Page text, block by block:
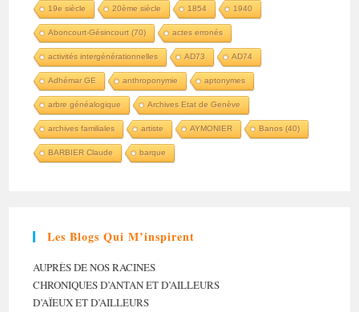
19e siècle 20ème siècle 1854 1940
Aboncourt-Gésincourt (70) actes erronés
activités intergénérationnelles AD73 AD74
Adhémar GE anthroponymie aptonymes
arbre généalogique Archives Etat de Genève
archives familiales artiste AYMONIER Banos (40)
BARBIER Claude barque
Les Blogs Qui M’inspirent
AUPRÈS DE NOS RACINES
CHRONIQUES D’ANTAN ET D’AILLEURS
D’AÏEUX ET D’AILLEURS